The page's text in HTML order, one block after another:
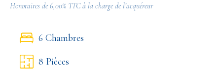
Honoraires de 6,00% TTC à la charge de l’acquéreur
6 Chambres
8 Pièces